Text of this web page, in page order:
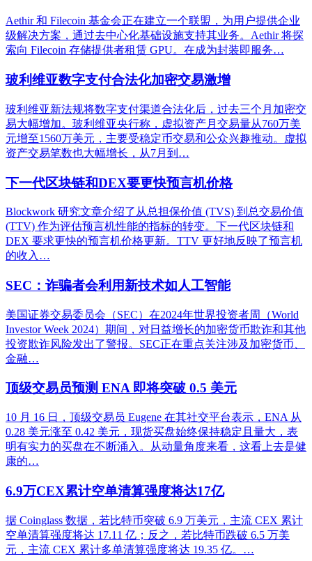
Aethir 和 Filecoin 基金会正在建立一个联盟，为用户提供企业
级解决方案，通过去中心化基础设施支持其业务。Aethir 将探
索向 Filecoin 存储提供者租赁 GPU。在成为封装即服务…
玻利维亚数字支付合法化加密交易激增
玻利维亚新法规将数字支付渠道合法化后，过去三个月加密交
易大幅增加。玻利维亚央行称，虚拟资产月交易量从760万美
元增至1560万美元，主要受稳定币交易和公众兴趣推动。虚拟
资产交易笔数也大幅增长，从7月到…
下一代区块链和DEX要更快预言机价格
Blockwork 研究文章介绍了从总担保价值 (TVS) 到总交易价值
(TTV) 作为评估预言机性能的指标的转变。下一代区块链和
DEX 要求更快的预言机价格更新。TTV 更好地反映了预言机
的收入…
SEC：诈骗者会利用新技术如人工智能
美国证券交易委员会（SEC）在2024年世界投资者周（World
Investor Week 2024）期间，对日益增长的加密货币欺诈和其他
投资欺诈风险发出了警报。SEC正在重点关注涉及加密货币、
金融…
顶级交易员预测 ENA 即将突破 0.5 美元
10 月 16 日，顶级交易员 Eugene 在其社交平台表示，ENA 从
0.28 美元涨至 0.42 美元，现货买盘始终保持稳定且量大，表
明有实力的买盘在不断涌入。从动量角度来看，这看上去是健
康的…
6.9万CEX累计空单清算强度将达17亿
据 Coinglass 数据，若比特币突破 6.9 万美元，主流 CEX 累计
空单清算强度将达 17.11 亿；反之，若比特币跌破 6.5 万美
元，主流 CEX 累计多单清算强度将达 19.35 亿。…